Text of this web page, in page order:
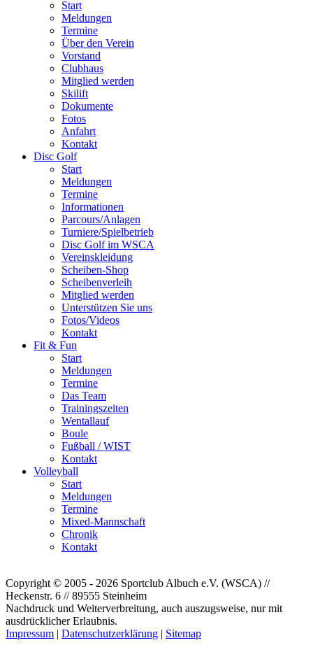
Start
Meldungen
Termine
Über den Verein
Vorstand
Clubhaus
Mitglied werden
Skilift
Dokumente
Fotos
Anfahrt
Kontakt
Disc Golf
Start
Meldungen
Termine
Informationen
Parcours/Anlagen
Turniere/Spielbetrieb
Disc Golf im WSCA
Vereinskleidung
Scheiben-Shop
Scheibenverleih
Mitglied werden
Unterstützen Sie uns
Fotos/Videos
Kontakt
Fit & Fun
Start
Meldungen
Termine
Das Team
Trainingszeiten
Wentallauf
Boule
Fußball / WIST
Kontakt
Volleyball
Start
Meldungen
Termine
Mixed-Mannschaft
Chronik
Kontakt
Copyright © 2005 - 2026 Sportclub Albuch e.V. (WSCA) //
Heckenstr. 6 // 89555 Steinheim
Nachdruck und Weiterverbreitung, auch auszugsweise, nur mit
ausdrücklicher Erlaubnis.
Impressum | Datenschutzerklärung | Sitemap